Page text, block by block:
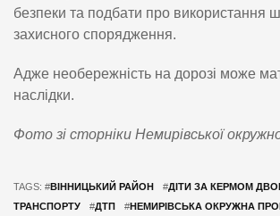
безпеки та подбати про використання
захисного спорядження.
Адже необережність на дорозі може
наслідки.
Фото зі сторніки Немирівської
TAGS: #ВІННИЦЬКИЙ РАЙОН #ДІТИ ЗА КЕРМОМ
ТРАНСПОРТУ
#ДТП #НЕМИРІВСЬКА ОКРУЖНА